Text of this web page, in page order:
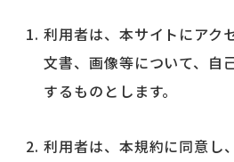
利用者は、本サイトにアク
文書、画像等について、自
するものとします。
利用者は、本規約に同意し